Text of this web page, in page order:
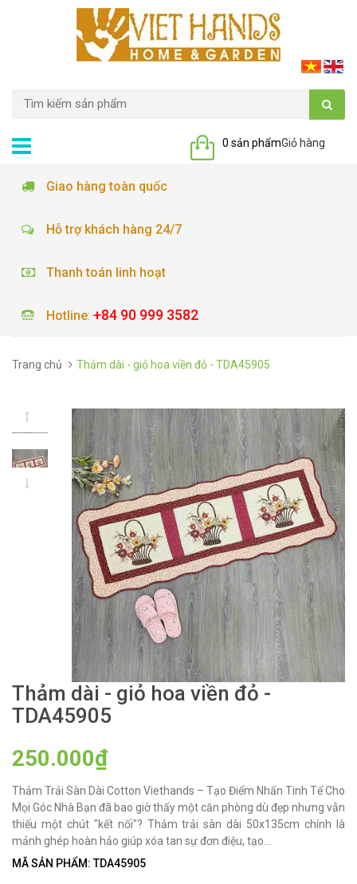
Giỏ hàng
0 sản phẩm
Giao hàng toàn quốc
Hỗ trợ khách hàng 24/7
Thanh toán linh hoạt
Hotline: +84 90 999 3582
Trang chủ Thảm dài - giỏ hoa viền đỏ - TDA45905
Thảm dài - giỏ hoa viền đỏ -
TDA45905
250.000₫
Thảm Trải Sàn Dài Cotton Viethands – Tạo Điểm Nhấn Tinh Tế Cho
Mọi Góc Nhà Bạn đã bao giờ thấy một căn phòng dù đẹp nhưng vẫn
thiếu một chút "kết nối"? Thảm trải sàn dài 50x135cm chính là
mảnh ghép hoàn hảo giúp xóa tan sự đơn điệu, tạo...
MÃ SẢN PHẨM: TDA45905